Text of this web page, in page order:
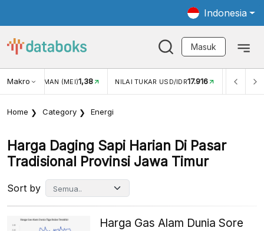
Indonesia
Masuk
MakroWISMAN (MEI)1,38 NILAI TUKAR USD/IDR17.916 INFLASI
Home Category Energi
Harga Daging Sapi Harian Di Pasar
Tradisional Provinsi Jawa Timur
Sort by
Harga Gas Alam Dunia Sore